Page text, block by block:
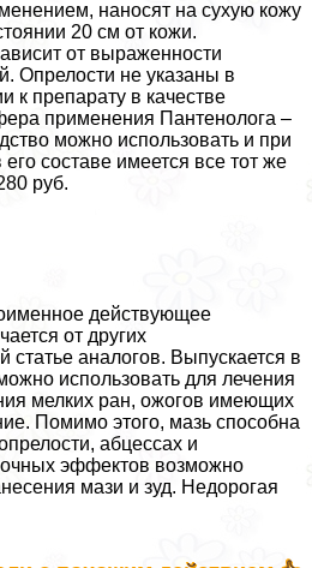
наносят на сухую кожу
20 см от кожи.
от выраженности
Опрелости не указаны в
к препарату в качестве
применения Пантенолога –
можно использовать и при
его составе имеется все тот же
руб.
действующее
от других
статье аналогов. Выпускается в
использовать для лечения
мелких ран, ожогов имеющих
Помимо этого, мазь способна
абцессах и
эффектов возможно
мази и зуд. Недорогая